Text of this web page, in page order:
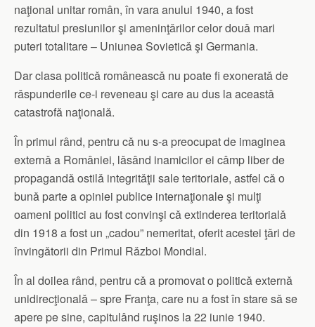
naţional unitar român, în vara anului 1940, a fost
rezultatul presiunilor şi ameninţǎrilor celor douǎ mari
puteri totalitare – Uniunea Sovieticǎ şi Germania.
Dar clasa politicǎ româneascǎ nu poate fi exoneratǎ de
rǎspunderile ce-i reveneau şi care au dus la aceastǎ
catastrofǎ naţionalǎ.
În primul rând, pentru cǎ nu s-a preocupat de imaginea
externǎ a României, lǎsând inamicilor ei câmp liber de
propagandǎ ostilǎ integritǎţii sale teritoriale, astfel cǎ o
bunǎ parte a opiniei publice internaţionale şi mulţi
oameni politici au fost convinşi cǎ extinderea teritorialǎ
din 1918 a fost un „cadou” nemeritat, oferit acestei ţǎri de
învingǎtorii din Primul Rǎzboi Mondial.
În al doilea rând, pentru cǎ a promovat o politicǎ externǎ
unidirecţionalǎ – spre Franţa, care nu a fost în stare sǎ se
apere pe sine, capitulând ruşinos la 22 iunie 1940.